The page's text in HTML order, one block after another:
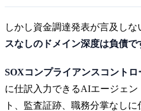
しかし資金調達発表が言及しな
スなしのドメイン深度は負債で
SOXコンプライアンスコントロ
に仕訳入力できるAIエージェ
ト、監査証跡、職務分掌なし